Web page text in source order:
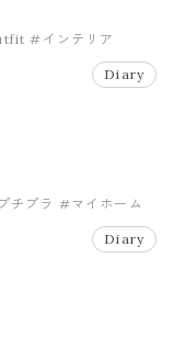
#インテリア
Diary
チプラ #マイホーム
Diary